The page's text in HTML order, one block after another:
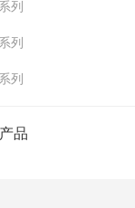
列
列
列
品